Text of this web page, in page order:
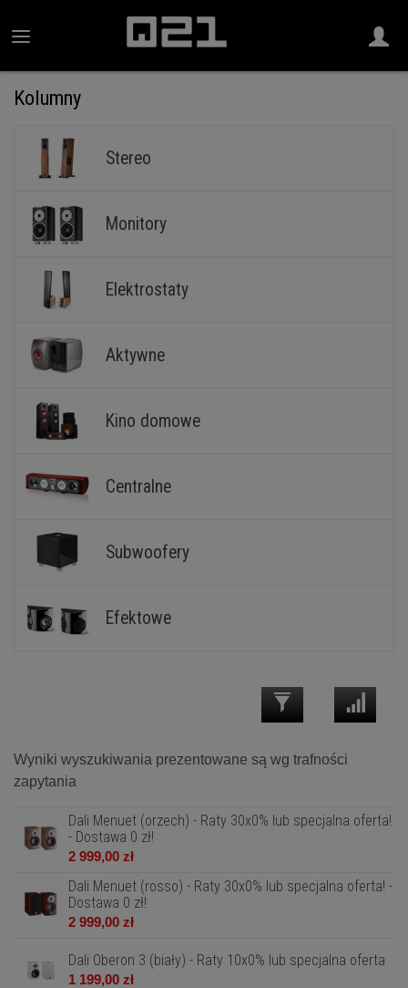
Kolumny
Stereo
Monitory
Elektrostaty
Aktywne
Kino domowe
Centralne
Subwoofery
Efektowe
Wyniki wyszukiwania prezentowane są wg trafności
zapytania
Dali Menuet (orzech) - Raty 30x0% lub specjalna oferta!
- Dostawa 0 zł!
2 999,00 zł
Dali Menuet (rosso) - Raty 30x0% lub specjalna oferta! -
Dostawa 0 zł!
2 999,00 zł
Dali Oberon 3 (biały) - Raty 10x0% lub specjalna oferta
1 199,00 zł